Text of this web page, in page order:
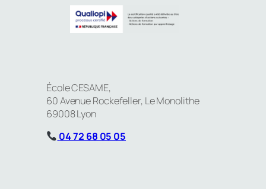
École CESAME,
60 Avenue Rockefeller, Le Monolithe
69008 Lyon
04 72 68 05 05